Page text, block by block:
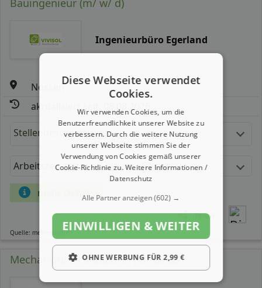
Bauingenieur (m/ w/ d)
Ingenieurbüro Egerland
Nossen
aktualisiert seit: 08.08.2026
Stellenbeschreibung:
Arbeitszeit Gehalt
mehr Details
Teilen
Quelle: meinestadt.de
Mechatroniker Industrie (m/ w/ d)
Diese Webseite verwendet
Cookies.
Wir verwenden Cookies, um die
Benutzerfreundlichkeit unserer Website zu
verbessern. Durch die weitere Nutzung
unserer Webseite stimmen Sie der
Verwendung von Cookies gemäß unserer
Cookie-Richtlinie zu.Weitere Informationen /
Datenschutz
Alle Partner anzeigen(602) →
EINWILLIGEN & WEITER
OHNE WERBUNG FÜR 2,99 €